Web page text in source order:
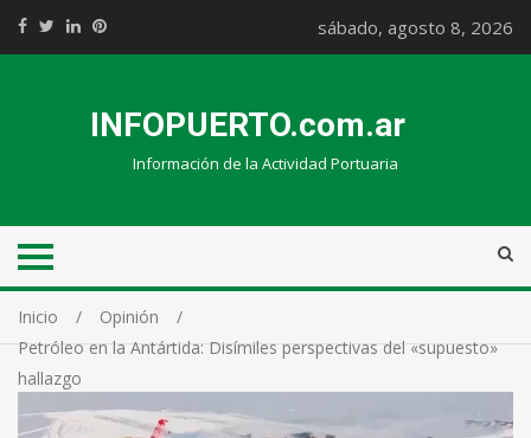
sábado, agosto 8, 2026
INFOPUERTO.com.ar
Información de la Actividad Portuaria
Inicio
Opinión
Petróleo en la Antártida: Disímiles perspectivas del «supuesto»
hallazgo